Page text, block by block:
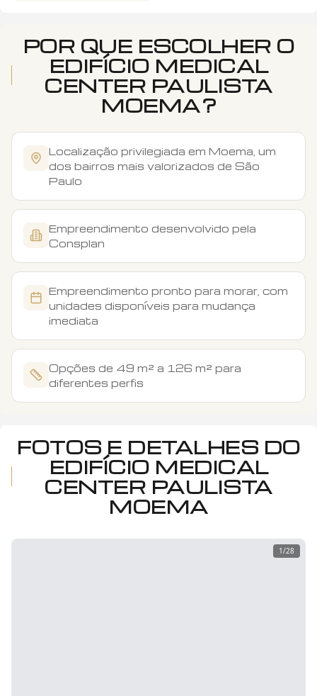
POR QUE ESCOLHER O
EDIFÍCIO MEDICAL
CENTER PAULISTA
MOEMA?
Localização privilegiada em Moema, um
dos bairros mais valorizados de São
Paulo
Empreendimento desenvolvido pela
Consplan
Empreendimento pronto para morar, com
unidades disponíveis para mudança
imediata
Opções de 49 m² a 126 m² para
diferentes perfis
FOTOS E DETALHES DO
EDIFÍCIO MEDICAL
CENTER PAULISTA
MOEMA
1/28